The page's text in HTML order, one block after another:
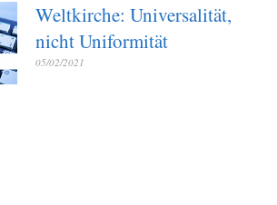
Weltkirche: Universalität,
nicht Uniformität
05/02/2021